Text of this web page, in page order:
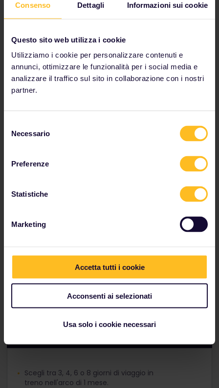
Consenso Dettagli Informazioni sui cookie
Questo sito web utilizza i cookie
Utilizziamo i cookie per personalizzare contenuti e
annunci, ottimizzare le funzionalità per i social media e
analizzare il traffico sul sito in collaborazione con i nostri
partner.
delNecessario
Preferenze
Statistiche
Marketing
Accetta tutti i cookie
Acconsenti ai selezionati
Usa solo i cookie necessari
natalizi della Germania orientale
ripagato da almeno 80 mercatini di Natale e
dei palazzi diPotsdam. Che cosa stai aspettando?
Scegli tra 3, 4, 6 o 8 giorni di viaggio in
treno nell'arco di 1 mese.